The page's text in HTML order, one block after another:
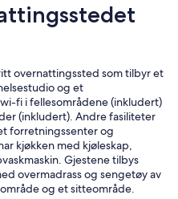
overnattingssted som tilbyr et
og et
fi i fellesområdene (inkludert)
(inkludert). Andre fasiliteter
forretningssenter og
kjøkken med kjøleskap,
Gjestene tilbys
overmadrass og sengetøy av
og et sitteområde.